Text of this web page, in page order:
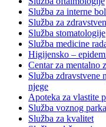
Služba za interne
Služba za
Služba stomatologije
Služba medicine
Higijensko –
Centar za mentalno
Služba zdravstvene
njege
Apoteka za vlastite
Služba voznog parka
Služba za kvalitet